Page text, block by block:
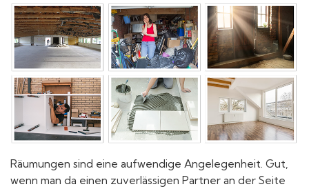
Räumungen sind eine aufwendige Angelegenheit. Gut,
wenn man da einen zuverlässigen Partner an der Seite